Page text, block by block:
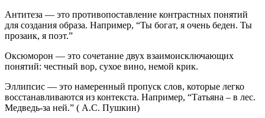
Антитеза — это противопоставление контрастных понятий
для создания образа. Например, “Ты богат, я очень беден. Ты
прозаик, я поэт.”
Оксюморон — это сочетание двух взаимоисключающих
понятий: честный вор, сухое вино, немой крик.
Эллипсис — это намеренный пропуск слов, которые легко
восстанавливаются из контекста. Например, “Татьяна – в лес.
Медведь-за ней.” ( А.С. Пушкин)